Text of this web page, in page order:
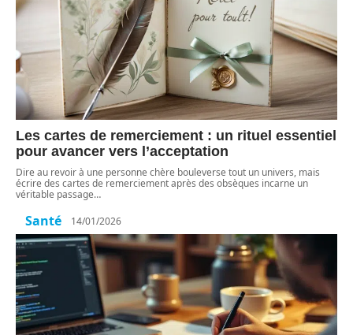
Les cartes de remerciement : un rituel essentiel
pour avancer vers l’acceptation
Dire au revoir à une personne chère bouleverse tout un univers, mais
écrire des cartes de remerciement après des obsèques incarne un
véritable passage…
Santé 14/01/2026